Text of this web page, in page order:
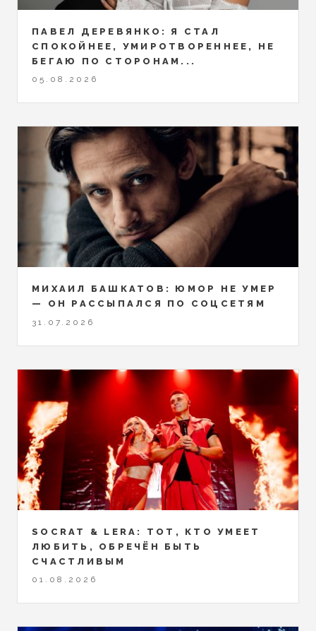
ПАВЕЛ ДЕРЕВЯНКО: Я СТАЛ
СПОКОЙНЕЕ, УМИРОТВОРЕННЕЕ, НЕ
БЕГАЮ ПО СТОРОНАМ...
05.08.2026
МИХАИЛ БАШКАТОВ: ЮМОР НЕ УМЕР
— ОН РАССЫПАЛСЯ ПО СОЦСЕТЯМ
31.07.2026
SOCRAT & LERA: ТОТ, КТО УМЕЕТ
ЛЮБИТЬ, ОБРЕЧЁН БЫТЬ
СЧАСТЛИВЫМ
01.08.2026